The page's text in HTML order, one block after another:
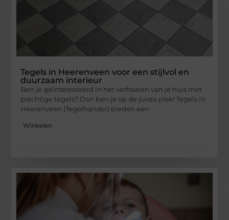
Tegels in Heerenveen voor een stijlvol en
duurzaam interieur
Ben je geïnteresseerd in het verfraaien van je huis met
prachtige tegels? Dan ben je op de juiste plek! Tegels in
Heerenveen (Tegelhandel) bieden een
Winkelen